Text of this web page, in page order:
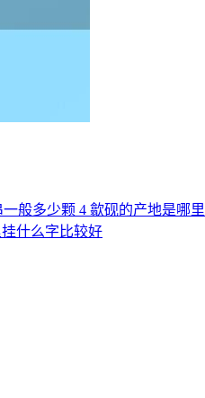
般多少颗 4 歙砚的产地是哪里
什么字比较好